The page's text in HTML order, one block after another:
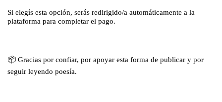
Si elegís esta opción, serás redirigido/a automáticamente a la
plataforma para completar el pago.
📦 Gracias por confiar, por apoyar esta forma de publicar y por
seguir leyendo poesía.